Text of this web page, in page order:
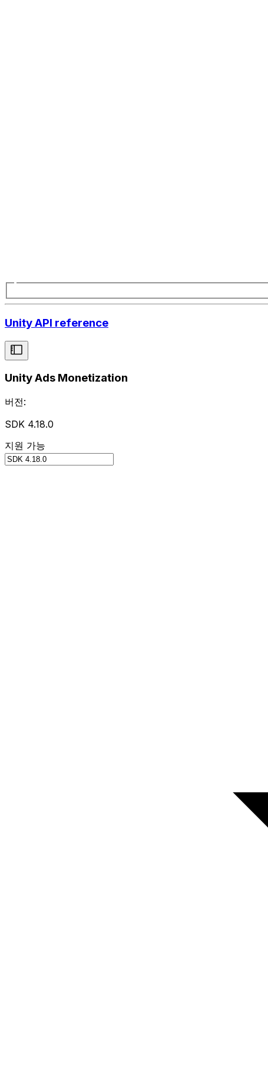
Unity API reference
Unity Ads Monetization
버전:
SDK 4.18.0
지원 가능